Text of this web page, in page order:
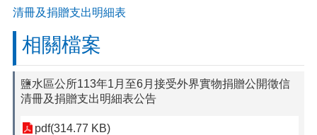
清冊及捐贈支出明細表
相關檔案
鹽水區公所113年1月至6月接受外界實物捐贈公開徵信
清冊及捐贈支出明細表公告
pdf(314.77 KB)